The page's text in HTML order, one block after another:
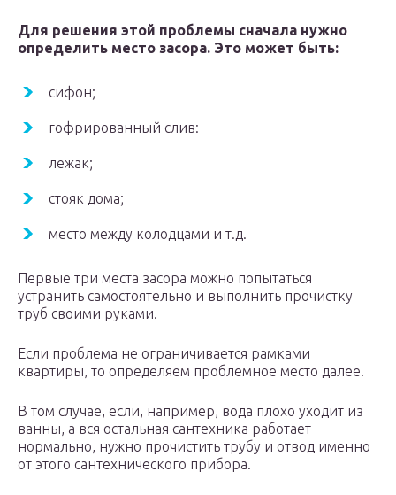
Для решения этой проблемы сначала нужно
определить место засора. Это может быть:
сифон;
гофрированный слив:
лежак;
стояк дома;
место между колодцами и т.д.
Первые три места засора можно попытаться
устранить самостоятельно и выполнить прочистку
труб своими руками.
Если проблема не ограничивается рамками
квартиры, то определяем проблемное место далее.
В том случае, если, например, вода плохо уходит из
ванны, а вся остальная сантехника работает
нормально, нужно прочистить трубу и отвод именно
от этого сантехнического прибора.